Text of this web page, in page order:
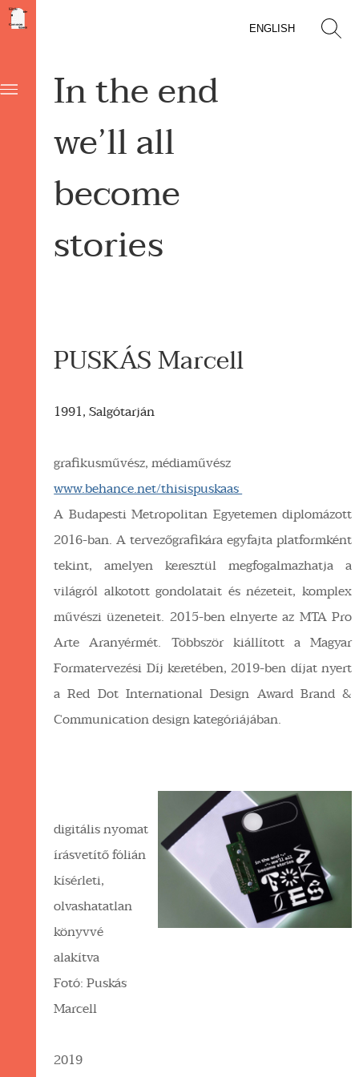
ENGLISH
In the end
we’ll all
become
stories
PUSKÁS Marcell
1991, Salgótarján
grafikusművész, médiaművész
www.behance.net/thisispuskaas
A Budapesti Metropolitan Egyetemen diplomázott
2016-ban. A tervezőgrafikára egyfajta platformként
tekint, amelyen keresztül megfogalmazhatja a
világról alkotott gondolatait és nézeteit, komplex
művészi üzeneteit. 2015-ben elnyerte az MTA Pro
Arte Aranyérmét. Többször kiállított a Magyar
Formatervezési Díj keretében, 2019-ben díjat nyert
a Red Dot International Design Award Brand &
Communication design kategóriájában.
digitális nyomat
írásvetítő fólián
kísérleti,
olvashatatlan
könyvvé
alakítva
Fotó: Puskás
Marcell
2019